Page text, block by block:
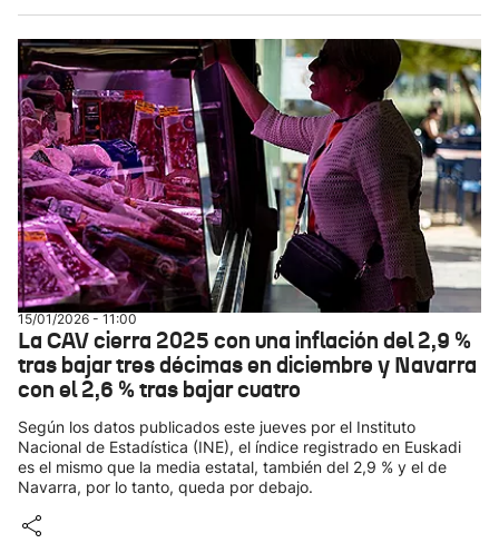
15/01/2026 - 11:00
La CAV cierra 2025 con una inflación del 2,9 %
tras bajar tres décimas en diciembre y Navarra
con el 2,6 % tras bajar cuatro
Según los datos publicados este jueves por el Instituto
Nacional de Estadística (INE), el índice registrado en Euskadi
es el mismo que la media estatal, también del 2,9 % y el de
Navarra, por lo tanto, queda por debajo.